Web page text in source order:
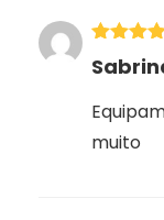
Avaliação
de 5
muito